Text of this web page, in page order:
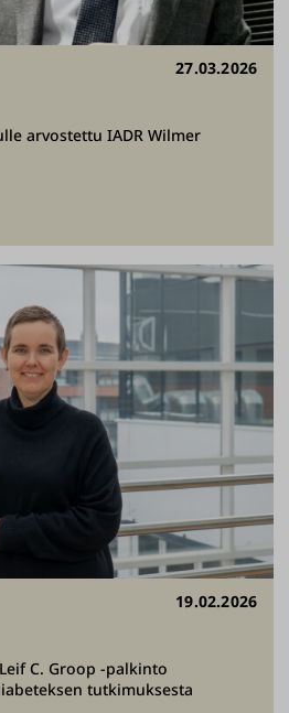
27.03.2026
arvostettu IADR Wilmer
19.02.2026
C. Groop -palkinto
tutkimuksesta